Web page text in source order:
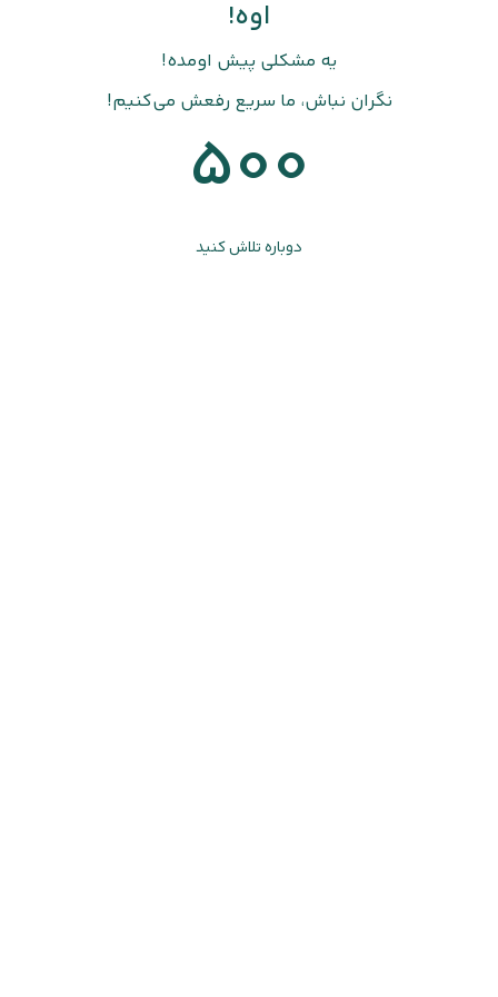
اوه!
یه مشکلی پیش اومده!
نگران نباش، ما سریع رفعش می‌کنیم!
500
دوباره تلاش کنید